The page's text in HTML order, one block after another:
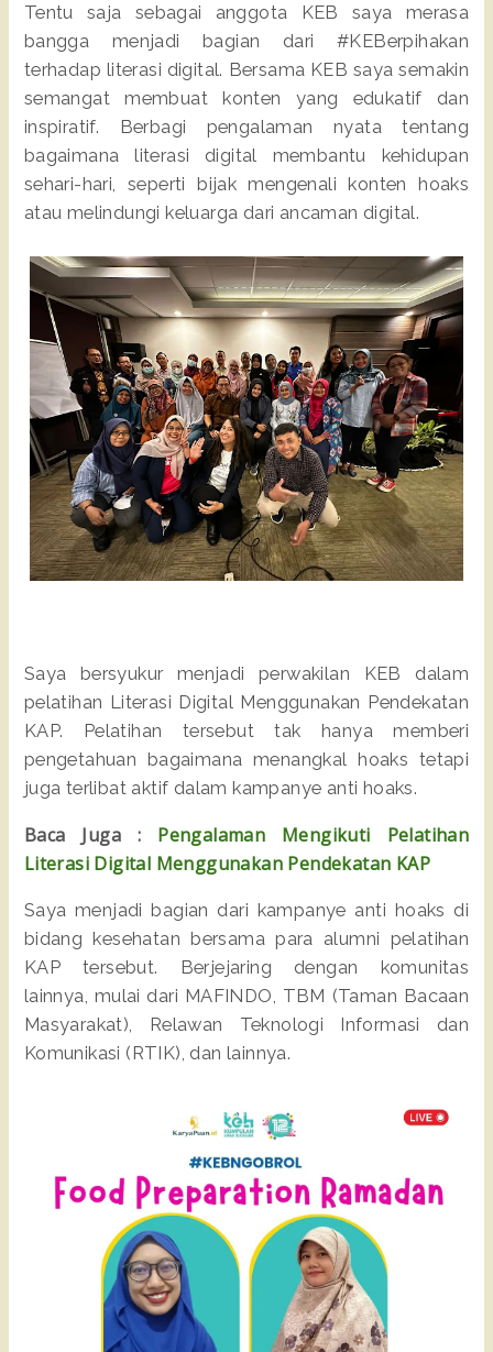
Tentu saja sebagai anggota KEB saya merasa
bangga menjadi bagian dari #KEBerpihakan
terhadap literasi digital. Bersama KEB saya semakin
semangat membuat konten yang edukatif dan
inspiratif. Berbagi pengalaman nyata tentang
bagaimana literasi digital membantu kehidupan
sehari-hari, seperti bijak mengenali konten hoaks
atau melindungi keluarga dari ancaman digital.
Saya bersyukur menjadi perwakilan KEB dalam
pelatihan Literasi Digital Menggunakan Pendekatan
KAP. Pelatihan tersebut tak hanya memberi
pengetahuan bagaimana menangkal hoaks tetapi
juga terlibat aktif dalam kampanye anti hoaks.
Baca Juga : Pengalaman Mengikuti Pelatihan
Literasi Digital Menggunakan Pendekatan KAP
Saya menjadi bagian dari kampanye anti hoaks di
bidang kesehatan bersama para alumni pelatihan
KAP tersebut. Berjejaring dengan komunitas
lainnya, mulai dari MAFINDO, TBM (Taman Bacaan
Masyarakat), Relawan Teknologi Informasi dan
Komunikasi (RTIK), dan lainnya.